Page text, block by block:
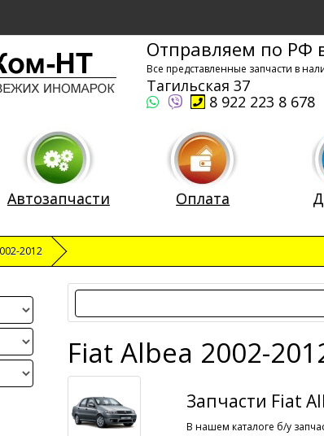
Отправляем по РФ
Все представленные запчасти в
Тагильская 37
8 922 223 8 678
Автозапчасти Оплата
2012
Fiat Albea 2002-
Запчасти Fiat
В нашем каталоге б/у